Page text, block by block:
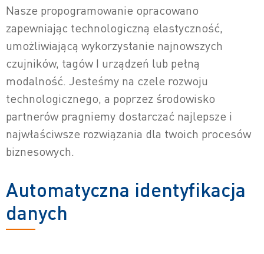
Nasze propogramowanie opracowano
zapewniając technologiczną elastyczność,
umożliwiającą wykorzystanie najnowszych
czujników, tagów I urządzeń lub pełną
modalność. Jesteśmy na czele rozwoju
technologicznego, a poprzez środowisko
partnerów pragniemy dostarczać najlepsze i
najwłaściwsze rozwiązania dla twoich procesów
biznesowych.
Automatyczna identyfikacja
danych